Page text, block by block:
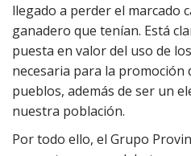
llegado a perder el marcado
ganadero que tenían. Está
puesta en valor del uso de
necesaria para la
pueblos, además de ser un
nuestra población.
Por todo ello, el Grupo